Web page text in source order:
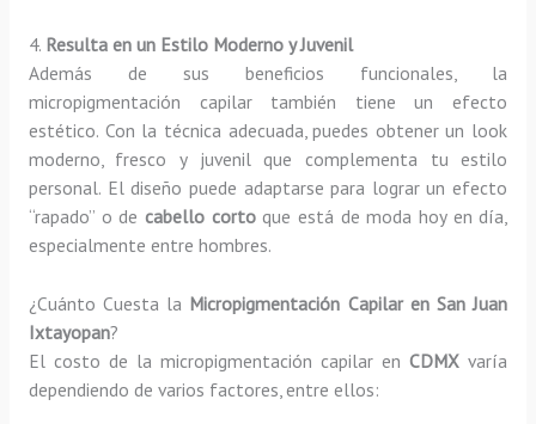
4. Resulta en un Estilo Moderno y Juvenil
Además de sus beneficios funcionales, la
micropigmentación capilar también tiene un efecto
estético. Con la técnica adecuada, puedes obtener un look
moderno, fresco y juvenil que complementa tu estilo
personal. El diseño puede adaptarse para lograr un efecto
“rapado” o de cabello cortoque está de moda hoy en día,
especialmente entre hombres.
¿Cuánto Cuesta la Micropigmentación Capilar en San Juan
Ixtayopan?
El costo de la micropigmentación capilar enCDMX varía
dependiendo de varios factores, entre ellos: